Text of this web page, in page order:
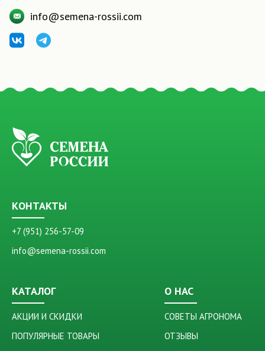
info@semena-rossii.com
КАТАЛОГ
АКЦИИ И СКИДКИ
ПОПУЛЯРНЫЕ ТОВАРЫ
О НАС
СОВЕТЫ АГРОНОМА
ОТЗЫВЫ
КОНТАКТЫ
+7 (951) 256-57-09
info@semena-rossii.com